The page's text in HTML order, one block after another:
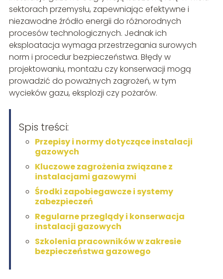
sektorach przemysłu, zapewniając efektywne i
niezawodne źródło energii do różnorodnych
procesów technologicznych. Jednak ich
eksploatacja wymaga przestrzegania surowych
norm i procedur bezpieczeństwa. Błędy w
projektowaniu, montażu czy konserwacji mogą
prowadzić do poważnych zagrożeń, w tym
wycieków gazu, eksplozji czy pożarów.
Spis treści:
Przepisy i normy dotyczące instalacji
gazowych
Kluczowe zagrożenia związane z
instalacjami gazowymi
Środki zapobiegawcze i systemy
zabezpieczeń
Regularne przeglądy i konserwacja
instalacji gazowych
Szkolenia pracowników w zakresie
bezpieczeństwa gazowego